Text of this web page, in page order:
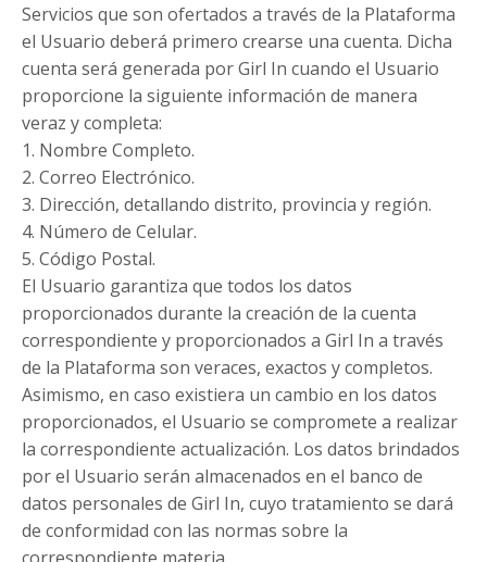
Servicios que son ofertados a través de la Plataforma
el Usuario deberá primero crearse una cuenta. Dicha
cuenta será generada por Girl In cuando el Usuario
proporcione la siguiente información de manera
veraz y completa:
1. Nombre Completo.
2. Correo Electrónico.
3. Dirección, detallando distrito, provincia y región.
4. Número de Celular.
5. Código Postal.
El Usuario garantiza que todos los datos
proporcionados durante la creación de la cuenta
correspondiente y proporcionados a Girl In a través
de la Plataforma son veraces, exactos y completos.
Asimismo, en caso existiera un cambio en los datos
proporcionados, el Usuario se compromete a realizar
la correspondiente actualización. Los datos brindados
por el Usuario serán almacenados en el banco de
datos personales de Girl In, cuyo tratamiento se dará
de conformidad con las normas sobre la